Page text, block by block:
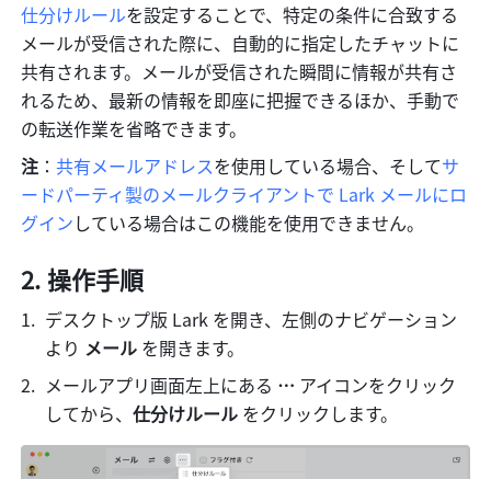
仕分けルールを設定することで、特定の条件に合致する
メールが受信された際に、自動的に指定したチャットに
共有されます。メールが受信された瞬間に情報が共有さ
れるため、最新の情報を即座に把握できるほか、手動で
の転送作業を省略できます。
注 ：共有メールアドレスを使用している場合、そしてサ
ードパーティ製のメールクライアントで Lark メールにロ
グインしている場合はこの機能を使用できません。
操作手順
デスクトップ版 Lark を開き、左側のナビゲーション
より メール を開きます。
メールアプリ画面左上にある … アイコンをクリック
してから、仕分けルール をクリックします。